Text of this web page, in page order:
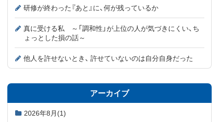
研修が終わった『あと』に、何が残っているか
真に受ける私 ～「調和性」が上位の人が気づきにくい、ち
ょっとした損の話～
他人を許せないとき、 許せていないのは自分自身だった
アーカイブ
2026年8月 (1)